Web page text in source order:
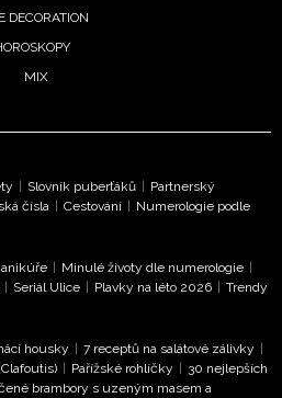
seZásadami
novinek.
další zajímavé a exkluzivní
Pokud souhlasíte se
účelu podleZásad ochrany
Extra s.r.o. , zaškrtněte toto pole.
DECORATION
MIX
Slovník puberťáků
Partnerský
čísla Cestování
Numerologie podle
Minulé životy dle numerologie
Seriál Ulice Plavky na léto 2026
Trendy
housky 7 receptů na salátové zálivky
Pařížské rohlíčky
30 nejlepších
brambory s uzeným masem a